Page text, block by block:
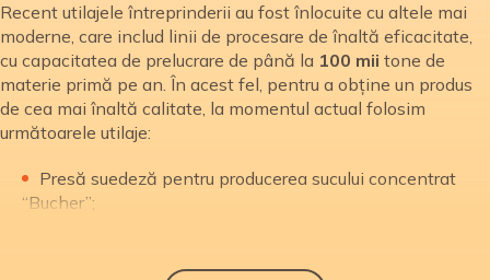
Recent utilajele întreprinderii au fost înlocuite cu altele mai
moderne, care includ linii de procesare de înaltă eficacitate,
cu capacitatea de prelucrare de până la 100 mii tone de
materie primă pe an. În acest fel, pentru a obține un produs
de cea mai înaltă calitate, la momentul actual folosim
următoarele utilaje:
Presă suedeză pentru producerea sucului concentrat
“Bucher”;